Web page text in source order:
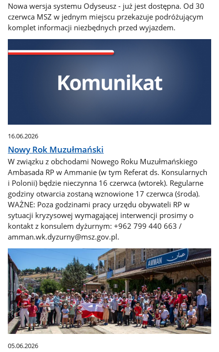
Nowa wersja systemu Odyseusz - już jest dostępna. Od 30
czerwca MSZ w jednym miejscu przekazuje podróżującym
komplet informacji niezbędnych przed wyjazdem.
16.06.2026
Nowy Rok Muzułmański
W związku z obchodami Nowego Roku Muzułmańskiego
Ambasada RP w Ammanie (w tym Referat ds. Konsularnych
i Polonii) będzie nieczynna 16 czerwca (wtorek). Regularne
godziny otwarcia zostaną wznowione 17 czerwca (środa).
WAŻNE: Poza godzinami pracy urzędu obywateli RP w
sytuacji kryzysowej wymagającej interwencji prosimy o
kontakt z konsulem dyżurnym: +962 799 440 663 /
amman.wk.dyzurny@msz.gov.pl.
05.06.2026